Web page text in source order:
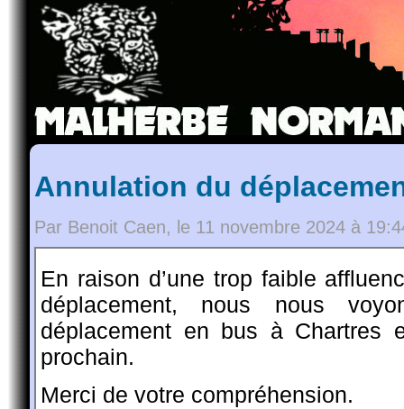
Annulation du
Par Benoit Caen, le 11 novembre 2024 à
En raison d’une trop faible
déplacement, nous nous
déplacement en bus à Chartres
prochain.
Merci de votre compréhension.